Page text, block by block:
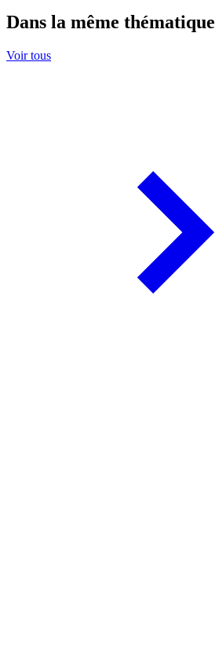
Dans la même thématique
Voir tous